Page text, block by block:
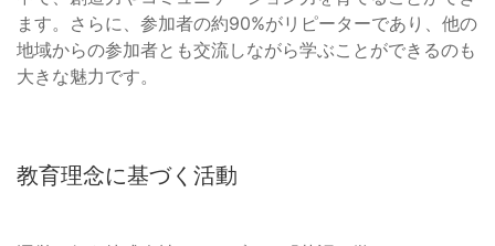
ます。さらに、参加者の約90%がリピーターであり、他の
地域からの参加者とも交流しながら学ぶことができるのも
大きな魅力です。
教育理念に基づく活動